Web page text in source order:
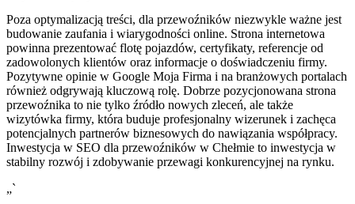
Poza optymalizacją treści, dla przewoźników niezwykle ważne jest
budowanie zaufania i wiarygodności online. Strona internetowa
powinna prezentować flotę pojazdów, certyfikaty, referencje od
zadowolonych klientów oraz informacje o doświadczeniu firmy.
Pozytywne opinie w Google Moja Firma i na branżowych portalach
również odgrywają kluczową rolę. Dobrze pozycjonowana strona
przewoźnika to nie tylko źródło nowych zleceń, ale także
wizytówka firmy, która buduje profesjonalny wizerunek i zachęca
potencjalnych partnerów biznesowych do nawiązania współpracy.
Inwestycja w SEO dla przewoźników w Chełmie to inwestycja w
stabilny rozwój i zdobywanie przewagi konkurencyjnej na rynku.
„`